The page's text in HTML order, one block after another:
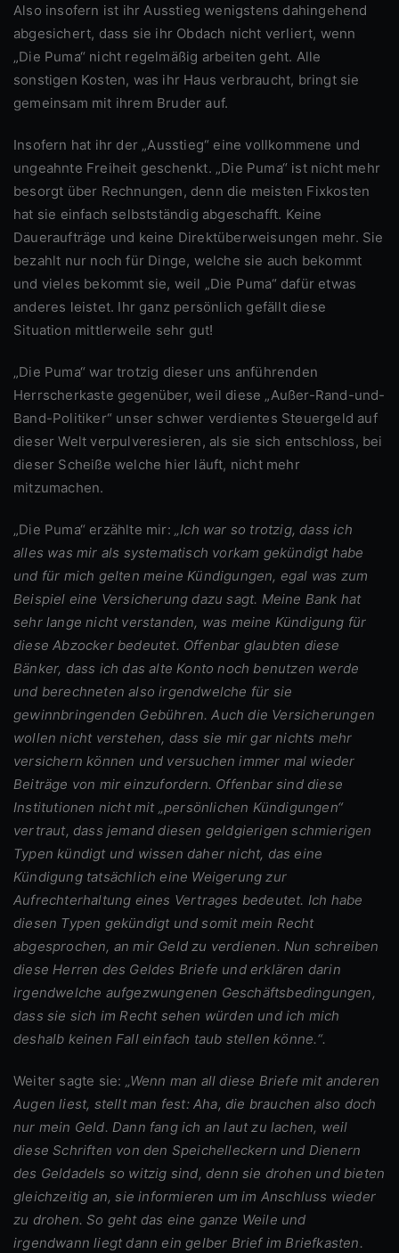
Also insofern ist ihr Ausstieg wenigstens dahingehend
abgesichert, dass sie ihr Obdach nicht verliert, wenn
„Die Puma“ nicht regelmäßig arbeiten geht. Alle
sonstigen Kosten, was ihr Haus verbraucht, bringt sie
gemeinsam mit ihrem Bruder auf.
Insofern hat ihr der „Ausstieg“ eine vollkommene und
ungeahnte Freiheit geschenkt. „Die Puma“ ist nicht mehr
besorgt über Rechnungen, denn die meisten Fixkosten
hat sie einfach selbstständig abgeschafft. Keine
Daueraufträge und keine Direktüberweisungen mehr. Sie
bezahlt nur noch für Dinge, welche sie auch bekommt
und vieles bekommt sie, weil „Die Puma“ dafür etwas
anderes leistet. Ihr ganz persönlich gefällt diese
Situation mittlerweile sehr gut!
„Die Puma“ war trotzig dieser uns anführenden
Herrscherkaste gegenüber, weil diese „Außer-Rand-und-
Band-Politiker“ unser schwer verdientes Steuergeld auf
dieser Welt verpulveresieren, als sie sich entschloss, bei
dieser Scheiße welche hier läuft, nicht mehr
mitzumachen.
„Die Puma“ erzählte mir: „Ich war so trotzig, dass ich
alles was mir als systematisch vorkam gekündigt habe
und für mich gelten meine Kündigungen, egal was zum
Beispiel eine Versicherung dazu sagt. Meine Bank hat
sehr lange nicht verstanden, was meine Kündigung für
diese Abzocker bedeutet. Offenbar glaubten diese
Bänker, dass ich das alte Konto noch benutzen werde
und berechneten also irgendwelche für sie
gewinnbringenden Gebühren. Auch die Versicherungen
wollen nicht verstehen, dass sie mir gar nichts mehr
versichern können und versuchen immer mal wieder
Beiträge von mir einzufordern. Offenbar sind diese
Institutionen nicht mit „persönlichen Kündigungen“
vertraut, dass jemand diesen geldgierigen schmierigen
Typen kündigt und wissen daher nicht, das eine
Kündigung tatsächlich eine Weigerung zur
Aufrechterhaltung eines Vertrages bedeutet. Ich habe
diesen Typen gekündigt und somit mein Recht
abgesprochen, an mir Geld zu verdienen. Nun schreiben
diese Herren des Geldes Briefe und erklären darin
irgendwelche aufgezwungenen Geschäftsbedingungen,
dass sie sich im Recht sehen würden und ich mich
deshalb keinen Fall einfach taub stellen könne.“.
Weiter sagte sie: „Wenn man all diese Briefe mit anderen
Augen liest, stellt man fest: Aha, die brauchen also doch
nur mein Geld. Dann fang ich an laut zu lachen, weil
diese Schriften von den Speichelleckern und Dienern
des Geldadels so witzig sind, denn sie drohen und bieten
gleichzeitig an, sie informieren um im Anschluss wieder
zu drohen. So geht das eine ganze Weile und
irgendwann liegt dann ein gelber Brief im Briefkasten.